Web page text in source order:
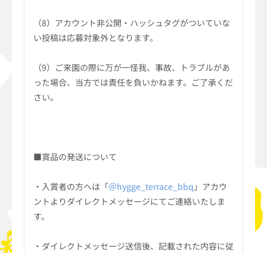
（8）アカウント非公開・ハッシュタグがついていな
い投稿は応募対象外となります。
（9）ご来園の際に万が一怪我、事故、トラブルがあ
った場合、当方では責任を負いかねます。ご了承くだ
さい。
■賞品の発送について
・入賞者の方へは「＠hygge_terrace_bbq 」アカウ
ントよりダイレクトメッセージにてご連絡いたしま
す。
・ダイレクトメッセージ送信後、記載された内容に従